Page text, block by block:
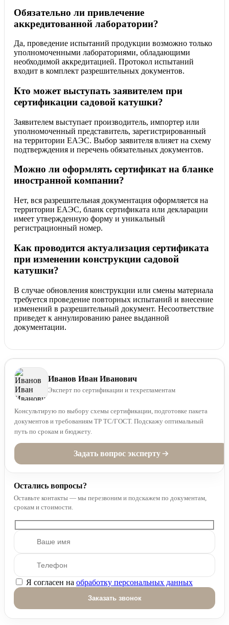
Обязательно ли привлечение
аккредитованной лаборатории?
Да, проведение испытаний продукции возможно только
уполномоченными лабораториями, обладающими
необходимой аккредитацией. Протокол испытаний
входит в комплект разрешительных документов.
Кто может выступать заявителем при
сертификации садовой катушки?
Заявителем выступает производитель, импортер или
уполномоченный представитель, зарегистрированный
на территории ЕАЭС. Выбор заявителя влияет на схему
подтверждения и перечень обязательных документов.
Можно ли оформлять сертификат на бланке
иностранной компании?
Нет, вся разрешительная документация оформляется на
территории ЕАЭС, бланк сертификата или декларации
имеет утвержденную форму и уникальный
регистрационный номер.
Как проводится актуализация сертификата
при изменении конструкции садовой
катушки?
В случае обновления конструкции или смены материала
требуется проведение повторных испытаний и внесение
изменений в разрешительный документ. Несоответствие
приведет к аннулированию ранее выданной
документации.
Иванов Иван Иванович
Эксперт по сертификации и техрегламентам
Консультирую по выбору схемы сертификации, подготовке пакета
документов и требованиям ТР ТС/ГОСТ. Подскажу оптимальный
путь по срокам и бюджету.
Задать вопрос эксперту
Остались вопросы?
Оставьте контакты — мы перезвоним и подскажем по документам,
срокам и стоимости.
Оставьте это поле пустым.
Я согласен на обработку персональных данных